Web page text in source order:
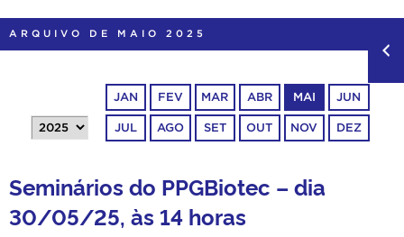
PORTARIAS
ARQUIVO DE MAIO 2025
JAN FEV MAR ABR MAI JUN
JUL AGO SET OUT NOV DEZ
Seminários do PPGBiotec – dia
30/05/25, às 14 horas